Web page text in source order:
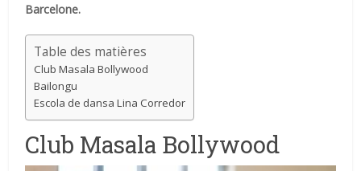
Barcelone.
Table des matières
Club Masala Bollywood
Bailongu
Escola de dansa Lina Corredor
Club Masala Bollywood